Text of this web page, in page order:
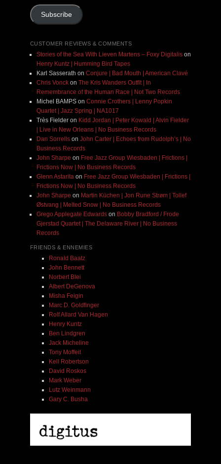
Subscribe
CUSTOMER REVIEWS & COMMENTS
Stories of the Sea With Lieven Martens – Foxy Digitalison
Henry Kuntz | Humming Bird Tapes
Karl Sasserath on Conjure | Bad Mouth | American Clavé
Chris Vonckon The Kris Wanders Outfit | In
Remembrance of the Human Race | Not Two Records
Michel BAMPSon Connie Crothers | Lenny Popkin
Quartet | Jazz Spring | NA1017
Très Fielderon Kidd Jordan | Peter Kowald | Alvin Fielder
| Live in New Orleans | No Business Records
Dan Sorrellson John Carter | Echoes from Rudolph’s | No
Business Records
John Sharpe on Free Jazz Group Wiesbaden | Frictions |
Frictions Now | No Business Records
Glenn Astaritaon Free Jazz Group Wiesbaden | Frictions |
Frictions Now | No Business Records
John Sharpe on Martin Küchen | Jon Rune Strøm | Tollef
Østvang | Melted Snow | No Business Records
Grego Applegate Edwardson Bobby Bradford / Frode
Gjerstad Quartet | The Delaware River | No Business
Records
FRIENDS & ENNEMIES
Ronald Baatz
John Bennett
Norbert Blei
Albert DeGenova
Misha Feigin
Marc D. Goldfinger
Rolf Allard Van Hagen
Henry Kuntz
Ben Lindgren
Jack Micheline
Tony Moffeit
Kell Robertson
David Roskos
Mark Weber
Lutz Weinmann
Gary C. Busha